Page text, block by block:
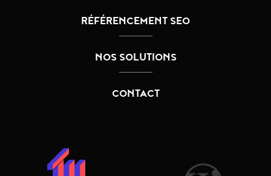
RÉFÉRENCEMENT SEO
NOS SOLUTIONS
CONTACT